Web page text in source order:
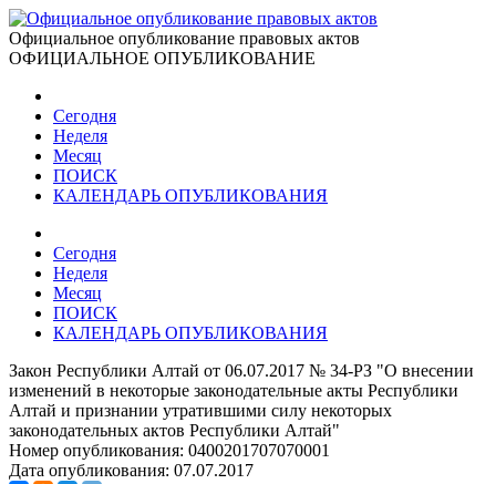
Официальное опубликование правовых актов
ОФИЦИАЛЬНОЕ ОПУБЛИКОВАНИЕ
Сегодня
Неделя
Месяц
ПОИСК
КАЛЕНДАРЬ ОПУБЛИКОВАНИЯ
Сегодня
Неделя
Месяц
ПОИСК
КАЛЕНДАРЬ ОПУБЛИКОВАНИЯ
Закон Республики Алтай от 06.07.2017 № 34-РЗ "О внесении
изменений в некоторые законодательные акты Республики
Алтай и признании утратившими силу некоторых
законодательных актов Республики Алтай"
Номер опубликования: 0400201707070001
Дата опубликования: 07.07.2017